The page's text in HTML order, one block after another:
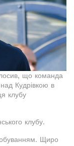
що команда
Кудрівкою в
клубу
клубу.
Щиро